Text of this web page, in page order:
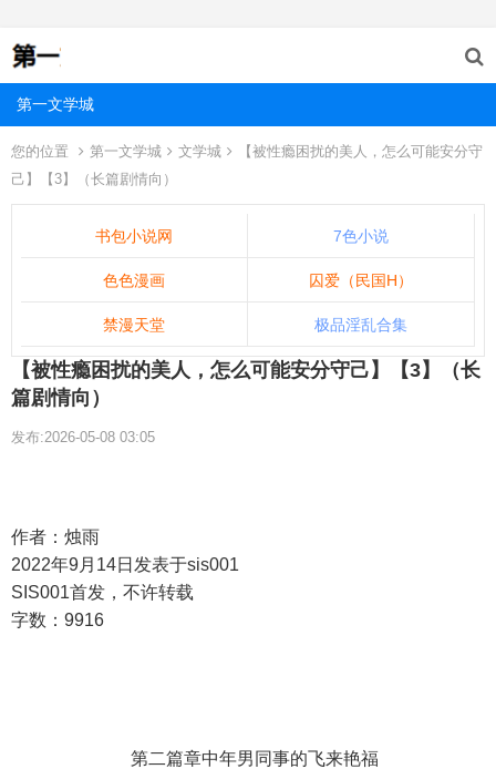
第一文学城
您的位置 第一文学城 文学城
【被性瘾困扰的美人，怎么可能安分守
己】【3】（长篇剧情向）
书包小说网 7色小说
色色漫画 囚爱（民国H）
禁漫天堂 极品淫乱合集
【被性瘾困扰的美人，怎么可能安分守己】【3】（长
篇剧情向）
发布:2026-05-08 03:05
作者：烛雨
2022年9月14日发表于sis001
SIS001首发，不许转载
字数：9916
第二篇章中年男同事的飞来艳福